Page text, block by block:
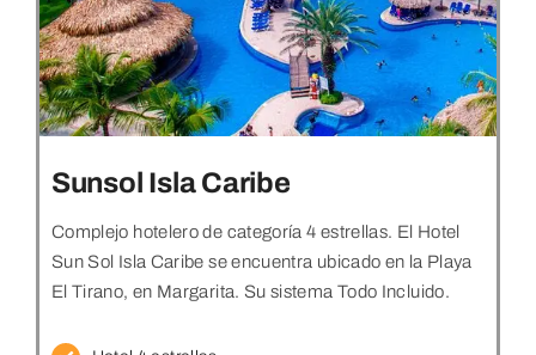
Sunsol Isla Caribe
Complejo hotelero de categoría 4 estrellas. El Hotel
Sun Sol Isla Caribe se encuentra ubicado en la Playa
El Tirano, en Margarita. Su sistema Todo Incluido.